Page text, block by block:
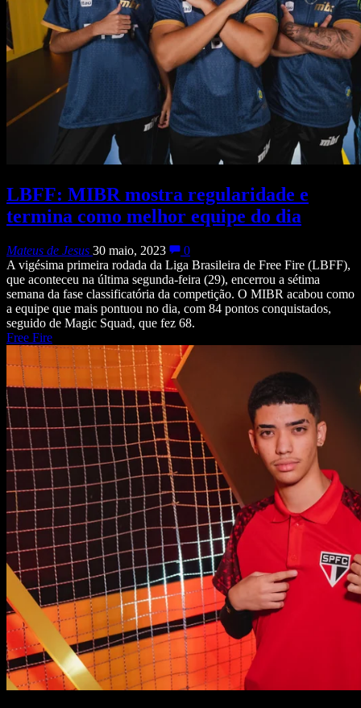
LBFF: MIBR mostra regularidade e
termina como melhor equipe do dia
Mateus de Jesus 30 maio, 2023
0
A vigésima primeira rodada da Liga Brasileira de Free Fire (LBFF),
que aconteceu na última segunda-feira (29), encerrou a sétima
semana da fase classificatória da competição. O MIBR acabou como
a equipe que mais pontuou no dia, com 84 pontos conquistados,
seguido de Magic Squad, que fez 68.
Free Fire